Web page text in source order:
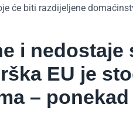
će biti razdijeljene
i nedostaje
EU je
–